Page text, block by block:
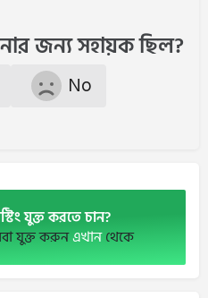
জন্য সহায়ক ছিল?
No
যুক্ত করতে চান?
যুক্ত করুনএখানথেকে